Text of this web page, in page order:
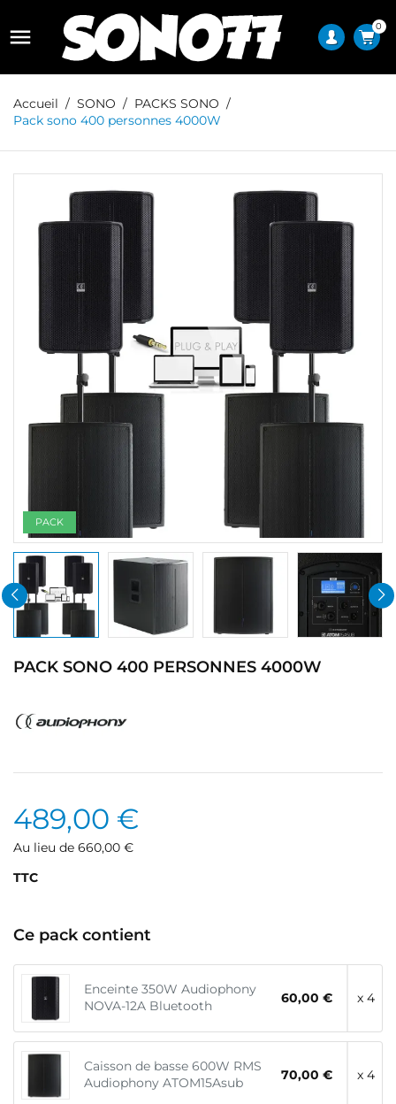
 0
Accueil SONO
PACKS SONO
Pack sono 400 personnes 4000W
PACK
PACK SONO 400 PERSONNES 4000W
489,00 €
Au lieu de 660,00 €
TTC
Ce pack contient
Enceinte 350W Audiophony
NOVA-12A Bluetooth
60,00 € x 4
Caisson de basse 600W RMS
Audiophony ATOM15Asub
70,00 € x 4